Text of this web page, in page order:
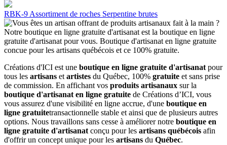
RBK-9 Assortiment de roches Serpentine brutes
Créations d'ICI est une boutique en ligne gratuite d'artisanat pour
tous les artisans et artistes du Québec, 100% gratuite et sans prise
de commission. En affichant vos produits artisanaux sur la
boutique d'artisanat en ligne gratuite de Créations d’ICI, vous
vous assurez d'une visibilité en ligne accrue, d'une boutique en
ligne gratuitetransactionnelle stable et ainsi que de plusieurs autres
options. Nous travaillons sans cesse à améliorer notre boutique en
ligne gratuite d'artisanat conçu pour les artisans québécois afin
d'offrir un concept unique pour les artisans du Québec.